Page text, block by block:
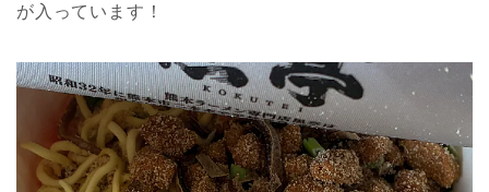
が入っています！